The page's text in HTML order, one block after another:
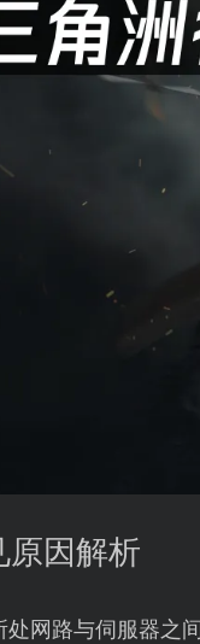
原因解析
处网路与伺服器之